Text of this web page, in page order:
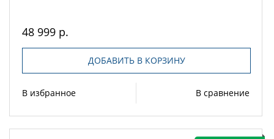
48 999 р.
ДОБАВИТЬ В КОРЗИНУ
В избранное В сравнение